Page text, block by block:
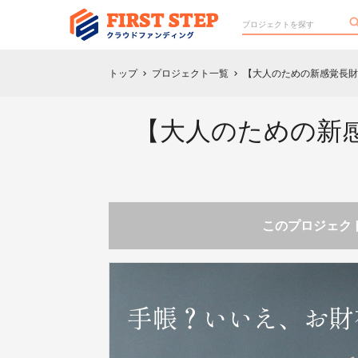
トップ chevron_right プロジェクト一覧 chevron_right 【大人のための新感覚長
【大人のための
このプロジェク